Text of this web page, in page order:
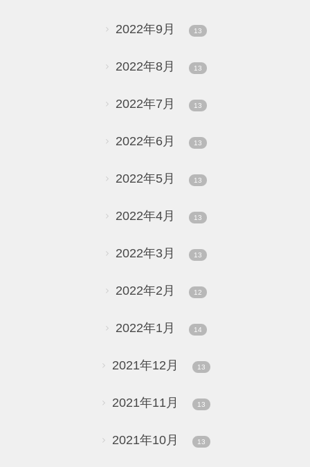
2022年9月 13
2022年8月 13
2022年7月 13
2022年6月 13
2022年5月 13
2022年4月 13
2022年3月 13
2022年2月 12
2022年1月 14
2021年12月 13
2021年11月 13
2021年10月 13